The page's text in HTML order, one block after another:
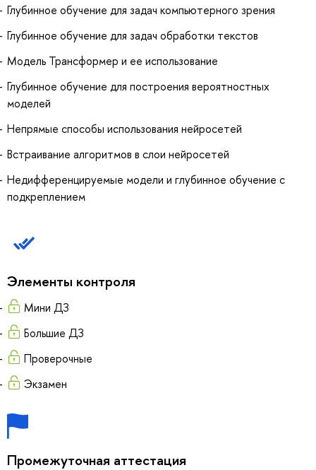
Глубинное обучение для задач компьютерного зрения
Глубинное обучение для задач обработки текстов
Модель Трансформер и ее использование
Глубинное обучение для построения вероятностных
моделей
Непрямые способы использования нейросетей
Встраивание алгоритмов в слои нейросетей
Недифференцируемые модели и глубинное обучение с
подкреплением
Элементы контроля
Мини ДЗ
Большие ДЗ
Проверочные
Экзамен
Промежуточная аттестация